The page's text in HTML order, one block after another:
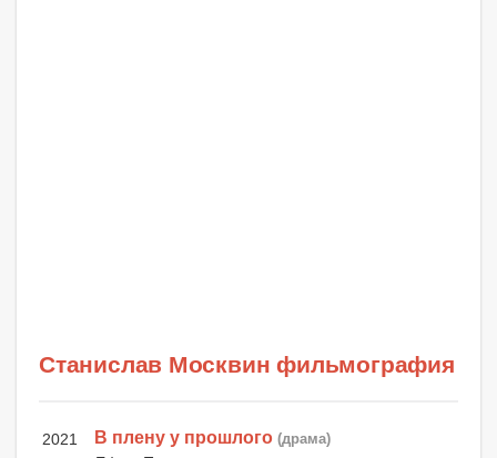
Станислав Москвин фильмография
2021 В плену у прошлого (драма)